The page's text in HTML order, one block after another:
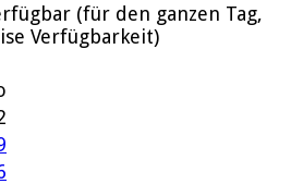
(für den ganzen Tag,
Verfügbarkeit)